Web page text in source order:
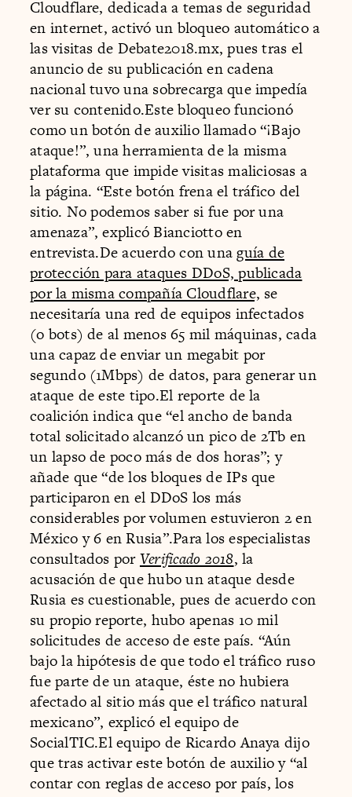
Cloudflare, dedicada a temas de seguridad
en internet, activó un bloqueo automático a
las visitas de Debate2018.mx, pues tras el
anuncio de su publicación en cadena
nacional tuvo una sobrecarga que impedía
ver su contenido.Este bloqueo funcionó
como un botón de auxilio llamado “¡Bajo
ataque!”, una herramienta de la misma
plataforma que impide visitas maliciosas a
la página. “Este botón frena el tráfico del
sitio. No podemos saber si fue por una
amenaza”, explicó Bianciotto en
entrevista.De acuerdo con unaguía de
protección para ataques DDoS, publicada
por la misma compañía Cloudflare, se
necesitaría una red de equipos infectados
(o bots) de al menos 65 mil máquinas, cada
una capaz de enviar un megabit por
segundo (1Mbps) de datos, para generar un
ataque de este tipo.El reporte de la
coalición indica que “el ancho de banda
total solicitado alcanzó un pico de 2Tb en
un lapso de poco más de dos horas”; y
añade que “de los bloques de IPs que
participaron en el DDoS los más
considerables por volumen estuvieron 2 en
México y 6 en Rusia”.Para los especialistas
consultados porVerificado 2018, la
acusación de que hubo un ataque desde
Rusia es cuestionable, pues de acuerdo con
su propio reporte, hubo apenas 10 mil
solicitudes de acceso de este país. “Aún
bajo la hipótesis de que todo el tráfico ruso
fue parte de un ataque, éste no hubiera
afectado al sitio más que el tráfico natural
mexicano”, explicó el equipo de
SocialTIC.El equipo de Ricardo Anaya dijo
que tras activar este botón de auxilio y “al
contar con reglas de acceso por país, los